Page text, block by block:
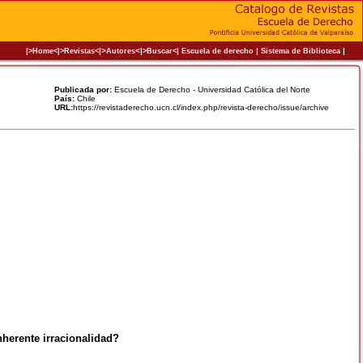
|>Home<|>Revistas<|>Autores<|>Buscar<|Escuela de derecho|Sistema de Biblioteca|
Publicada por: Escuela de Derecho - Universidad Católica del Norte
País: Chile
URL:https://revistaderecho.ucn.cl/index.php/revista-derecho/issue/archive
irracionalidad?